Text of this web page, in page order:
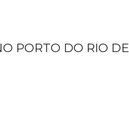
PORTO DO RIO DE